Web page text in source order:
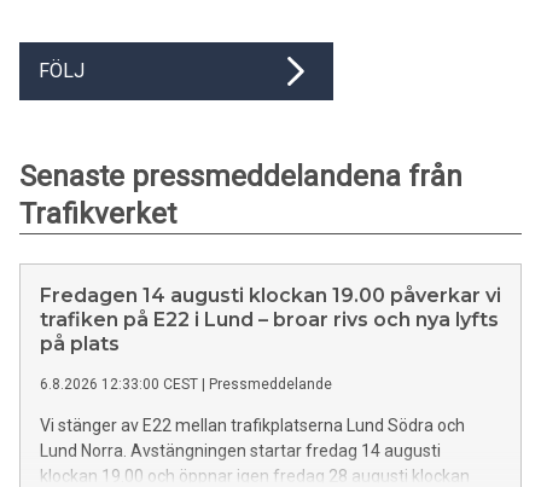
FÖLJ
Senaste pressmeddelandena från
Trafikverket
Fredagen 14 augusti klockan 19.00 påverkar vi
trafiken på E22 i Lund – broar rivs och nya lyfts
på plats
6.8.2026 12:33:00 CEST Pressmeddelande
Vi stänger av E22 mellan trafikplatserna Lund Södra och
Lund Norra. Avstängningen startar fredag 14 augusti
klockan 19.00 och öppnar igen fredag 28 augusti klockan